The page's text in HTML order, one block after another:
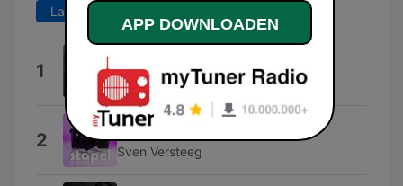
Laatste 7 dagen
1 Volbeat
2 Stapel
Sven Versteeg
APP DOWNLOADEN